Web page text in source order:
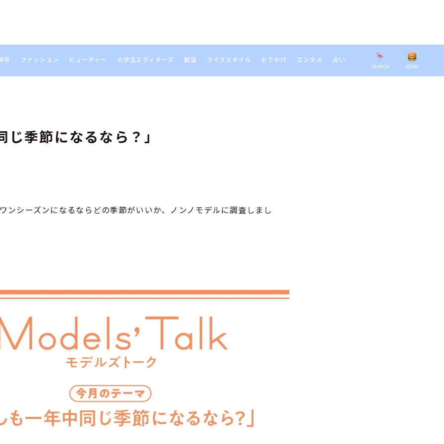
SEARCH MENU
号 ファッション ビューティー 大学生エディターズ 就活 ライフスタイル おでかけ エンタメ 占い
季節になるなら？」
ンシーズンになるならどの季節がいいか、ノンノモデルに調査しまし